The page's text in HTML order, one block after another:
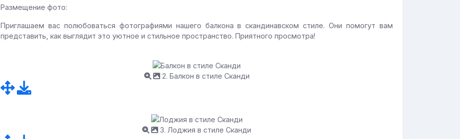
Размещение фото:
Приглашаем вас полюбоваться фотографиями нашего балкона в скандинавском стиле. Они помогут вам
представить, как выглядит это уютное и стильное пространство. Приятного просмотра!
2. Балкон в стиле Сканди
3. Лоджия в стиле Сканди